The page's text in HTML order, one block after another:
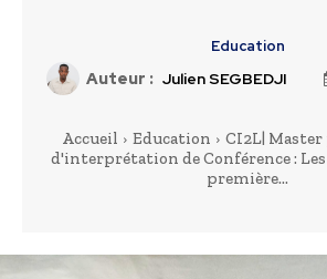
Education
Auteur : Julien SEGBEDJI
Accueil Education
CI2L|
d'interprétation de Conférence :
première...